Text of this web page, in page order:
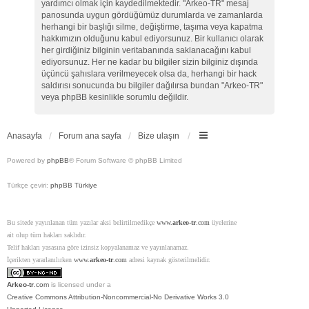
yardımcı olmak için kaydedilmektedir. "Arkeo-TR" mesaj
panosunda uygun gördüğümüz durumlarda ve zamanlarda
herhangi bir başlığı silme, değiştirme, taşıma veya kapatma
hakkımızın olduğunu kabul ediyorsunuz. Bir kullanıcı olarak
her girdiğiniz bilginin veritabanında saklanacağını kabul
ediyorsunuz. Her ne kadar bu bilgiler sizin bilginiz dışında
üçüncü şahıslara verilmeyecek olsa da, herhangi bir hack
saldırısı sonucunda bu bilgiler dağılırsa bundan "Arkeo-TR"
veya phpBB kesinlikle sorumlu değildir.
Anasayfa Forum ana sayfa Bize ulaşın
Powered by phpBB® Forum Software © phpBB Limited
Türkçe çeviri: phpBB Türkiye
Bu sitede yayınlanan tüm yazılar aksi belirtilmedikçe www.arkeo-tr.com üyelerine
ait olup tüm hakları saklıdır.
Telif hakları yasasına göre izinsiz kopyalanamaz ve yayınlanamaz.
İçerikten yararlanılırken www.arkeo-tr.com adresi kaynak gösterilmelidir.
Arkeo-tr .com is licensed under a
Creative Commons Attribution-Noncommercial-No Derivative Works 3.0